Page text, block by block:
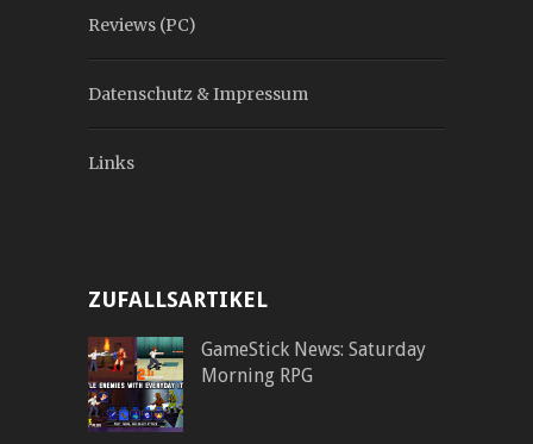
Reviews (PC)
Datenschutz & Impressum
Links
ZUFALLSARTIKEL
GameStick News: Saturday
Morning RPG